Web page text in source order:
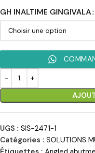
GH INALTIME GINGIVALA
UGS : SIS-2471-1
Catégories : SOLUTIONS